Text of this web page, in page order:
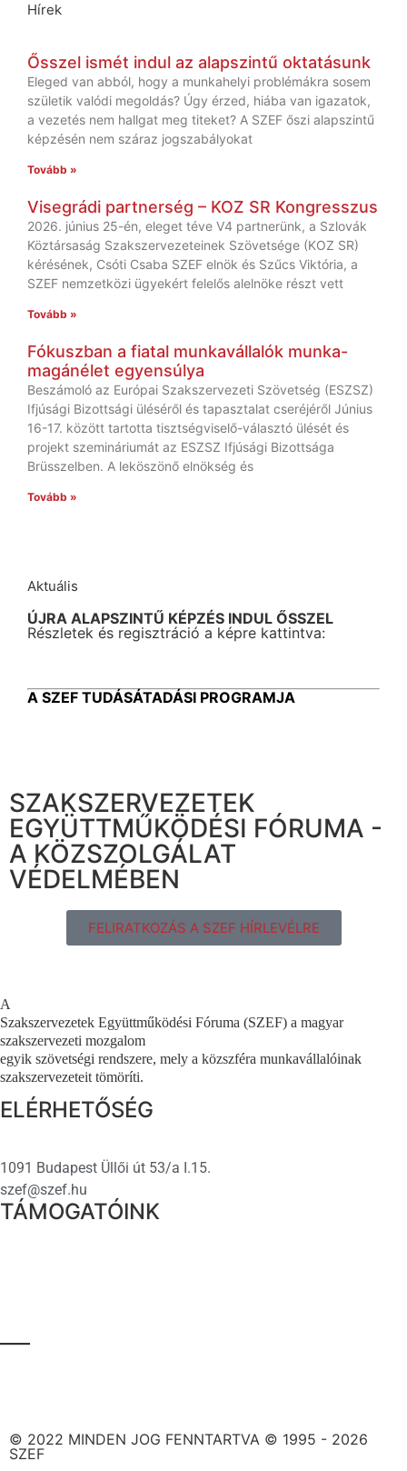
Hírek
Ősszel ismét indul az alapszintű oktatásunk
Eleged van abból, hogy a munkahelyi problémákra sosem
születik valódi megoldás? Úgy érzed, hiába van igazatok,
a vezetés nem hallgat meg titeket? A SZEF őszi alapszintű
képzésén nem száraz jogszabályokat
Tovább »
Visegrádi partnerség – KOZ SR Kongresszus
2026. június 25-én, eleget téve V4 partnerünk, a Szlovák
Köztársaság Szakszervezeteinek Szövetsége (KOZ SR)
kérésének, Csóti Csaba SZEF elnök és Szűcs Viktória, a
SZEF nemzetközi ügyekért felelős alelnöke részt vett
Tovább »
Fókuszban a fiatal munkavállalók munka-
magánélet egyensúlya
Beszámoló az Európai Szakszervezeti Szövetség (ESZSZ)
Ifjúsági Bizottsági üléséről és tapasztalat cseréjéről Június
16-17. között tartotta tisztségviselő-választó ülését és
projekt szemináriumát az ESZSZ Ifjúsági Bizottsága
Brüsszelben. A leköszönő elnökség és
Tovább »
Aktuális
ÚJRA ALAPSZINTŰ KÉPZÉS INDUL ŐSSZEL
Részletek és regisztráció a képre kattintva:
A SZEF TUDÁSÁTADÁSI PROGRAMJA
SZAKSZERVEZETEK
EGYÜTTMŰKÖDÉSI FÓRUMA -
A KÖZSZOLGÁLAT
VÉDELMÉBEN
FELIRATKOZÁS A SZEF HÍRLEVÉLRE
A
Szakszervezetek Együttműködési Fóruma (SZEF) a magyar
szakszervezeti mozgalom
egyik szövetségi rendszere, mely a közszféra munkavállalóinak
szakszervezeteit tömöríti.
ELÉRHETŐSÉG
1091 Budapest Üllői út 53/a I.15.
szef@szef.hu
TÁMOGATÓINK
© 2022 MINDEN JOG FENNTARTVA © 1995 - 2026
SZEF